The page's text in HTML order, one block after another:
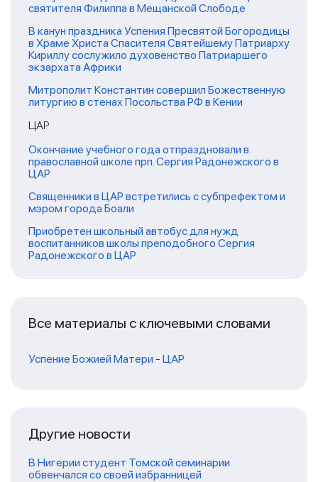
святителя Филиппа в Мещанской Слободе
В канун праздника Успения Пресвятой Богородицы
в Храме Христа Спасителя Святейшему Патриарху
Кириллу сослужило духовенство Патриаршего
экзархата Африки
Митрополит Константин совершил Божественную
литургию в стенах Посольства РФ в Кении
ЦАР
Окончание учебного года отпраздновали в
православной школе прп. Сергия Радонежского в
ЦАР
Священники в ЦАР встретились с субпрефектом и
мэром города Боали
Приобретен школьный автобус для нужд
воспитанников школы преподобного Сергия
Радонежского в ЦАР
Все материалы с ключевыми словами
Успение Божией Матери - ЦАР
Другие новости
В Нигерии студент Томской семинарии
обвенчался со своей избранницей